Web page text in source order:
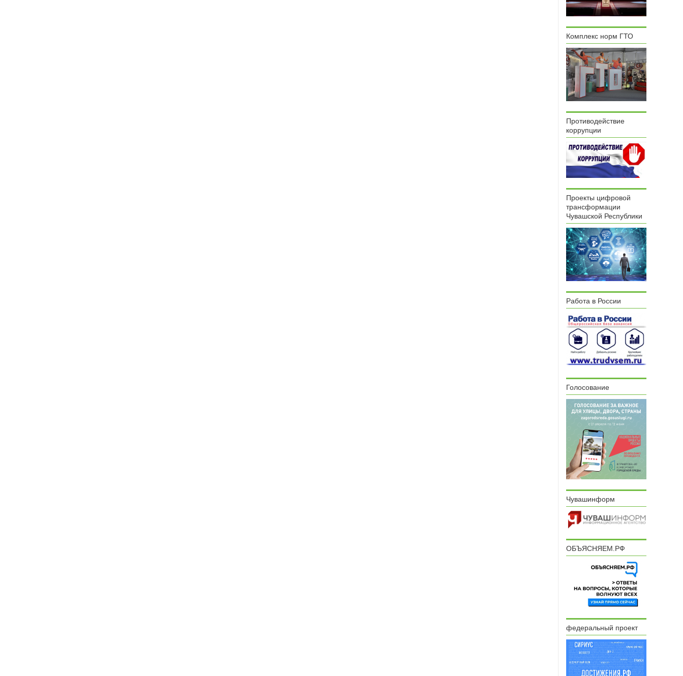
Комплекс норм ГТО
Противодействие
коррупции
Проекты цифровой
трансформации
Чувашской Республики
Работа в России
Голосование
Чувашинформ
ОБЪЯСНЯЕМ.РФ
федеральный проект